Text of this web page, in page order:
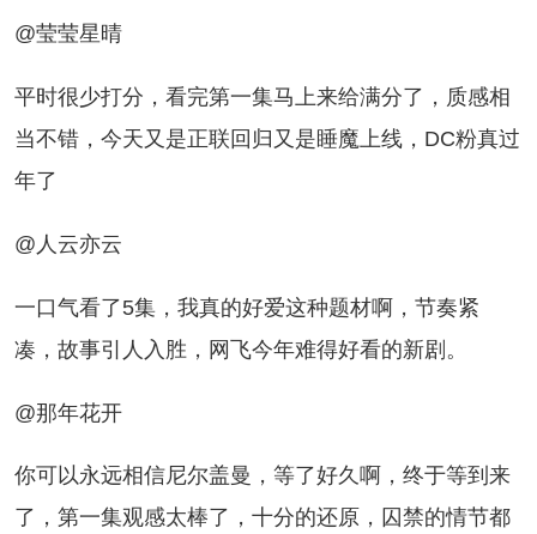
莹星晴
很少打分，看完第一集马上来给满分了，质感相
当不错，今天又是正联回归又是睡魔上线，DC粉真过
年了
云亦云
气看了5集，我真的好爱这种题材啊，节奏紧
凑，故事引人入胜，网飞今年难得好看的新剧。
年花开
以永远相信尼尔盖曼，等了好久啊，终于等到来
了，第一集观感太棒了，十分的还原，囚禁的情节都